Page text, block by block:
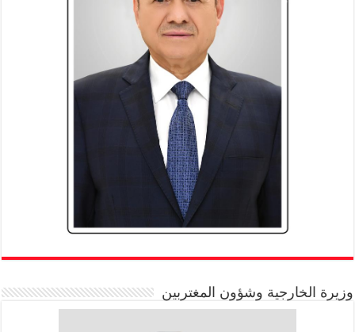
وزيرة الخارجية وشؤون المغتربين